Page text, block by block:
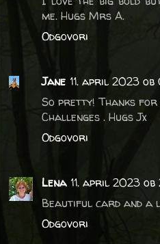
me. Hugs Mrs A.
Odgovori
Jane 11. april 2023 ob
So pretty! Thanks for
Challenges . Hugs Jx
Odgovori
Lena 11. april 2023
Beautiful card and a
Odgovori